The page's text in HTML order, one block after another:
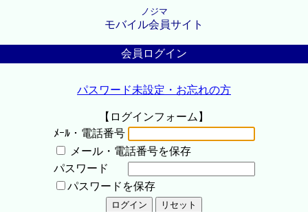
ノジマ
モバイル会員サイト
会員ログイン
パスワード未設定・お忘れの方
【ログインフォーム】
ﾒｰﾙ・電話番号
メール・電話番号を保存
パスワード
パスワードを保存